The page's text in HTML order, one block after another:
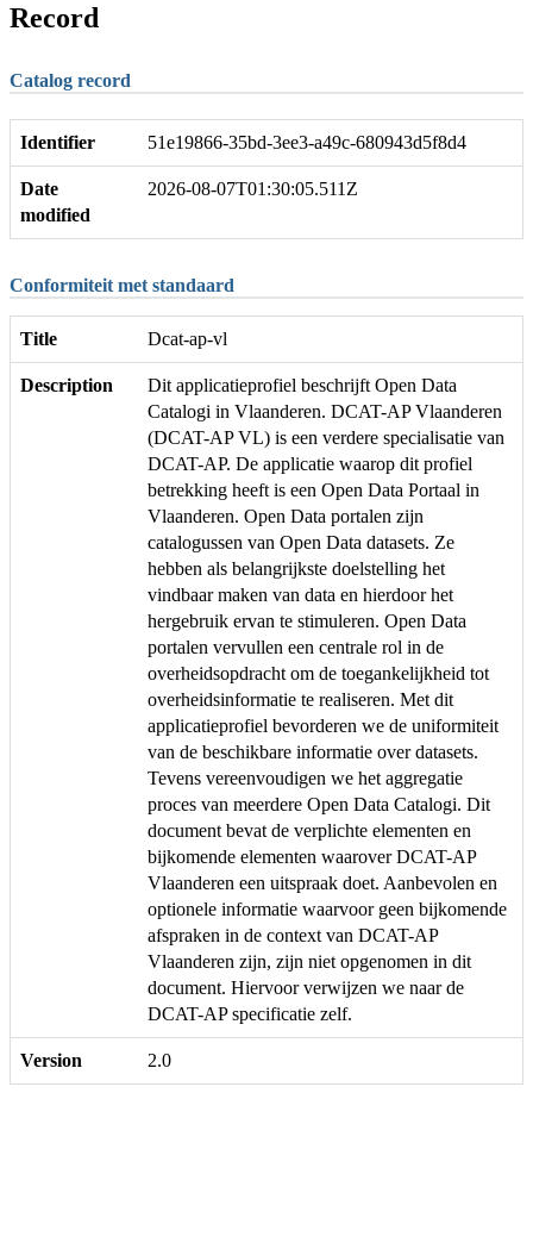
Record
Catalog record
Identifier 51e19866-35bd-3ee3-a49c-680943d5f8d4
Date
modified
2026-08-07T01:30:05.511Z
Conformiteit met standaard
Title Dcat-ap-vl
Description
Dit applicatieprofiel beschrijft Open Data
Catalogi in Vlaanderen. DCAT-AP Vlaanderen
(DCAT-AP VL) is een verdere specialisatie van
DCAT-AP. De applicatie waarop dit profiel
betrekking heeft is een Open Data Portaal in
Vlaanderen. Open Data portalen zijn
catalogussen van Open Data datasets. Ze
hebben als belangrijkste doelstelling het
vindbaar maken van data en hierdoor het
hergebruik ervan te stimuleren. Open Data
portalen vervullen een centrale rol in de
overheidsopdracht om de toegankelijkheid tot
overheidsinformatie te realiseren. Met dit
applicatieprofiel bevorderen we de uniformiteit
van de beschikbare informatie over datasets.
Tevens vereenvoudigen we het aggregatie
proces van meerdere Open Data Catalogi. Dit
document bevat de verplichte elementen en
bijkomende elementen waarover DCAT-AP
Vlaanderen een uitspraak doet. Aanbevolen en
optionele informatie waarvoor geen bijkomende
afspraken in de context van DCAT-AP
Vlaanderen zijn, zijn niet opgenomen in dit
document. Hiervoor verwijzen we naar de
DCAT-AP specificatie zelf.
Version 2.0